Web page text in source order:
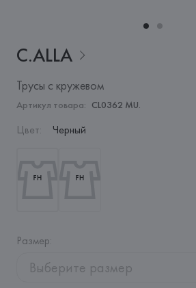
C.ALLA
Трусы с кружевом
Артикул товара: CL0362 MU.
Цвет: Черный
Размер:
Выберите размер